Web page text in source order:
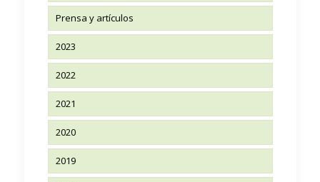
Prensa y artículos
2023
2022
2021
2020
2019